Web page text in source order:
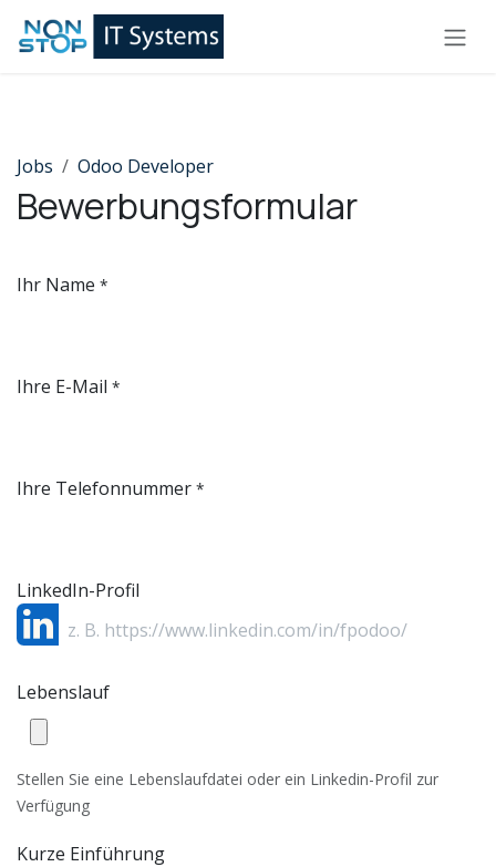
Zum Inhalt springen
Jobs Odoo Developer
Bewerbungsformular
Ihr Name *
Ihre E-Mail *
Ihre Telefonnummer *
LinkedIn-Profil
Lebenslauf
Stellen Sie eine Lebenslaufdatei oder ein Linkedin-Profil zur
Verfügung
Kurze Einführung